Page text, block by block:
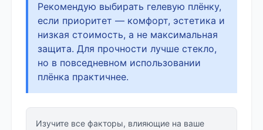
Рекомендую выбирать гелевую плёнку,
если приоритет — комфорт, эстетика и
низкая стоимость, а не максимальная
защита. Для прочности лучше стекло,
но в повседневном использовании
плёнка практичнее.
Изучите все факторы, влияющие на ваше